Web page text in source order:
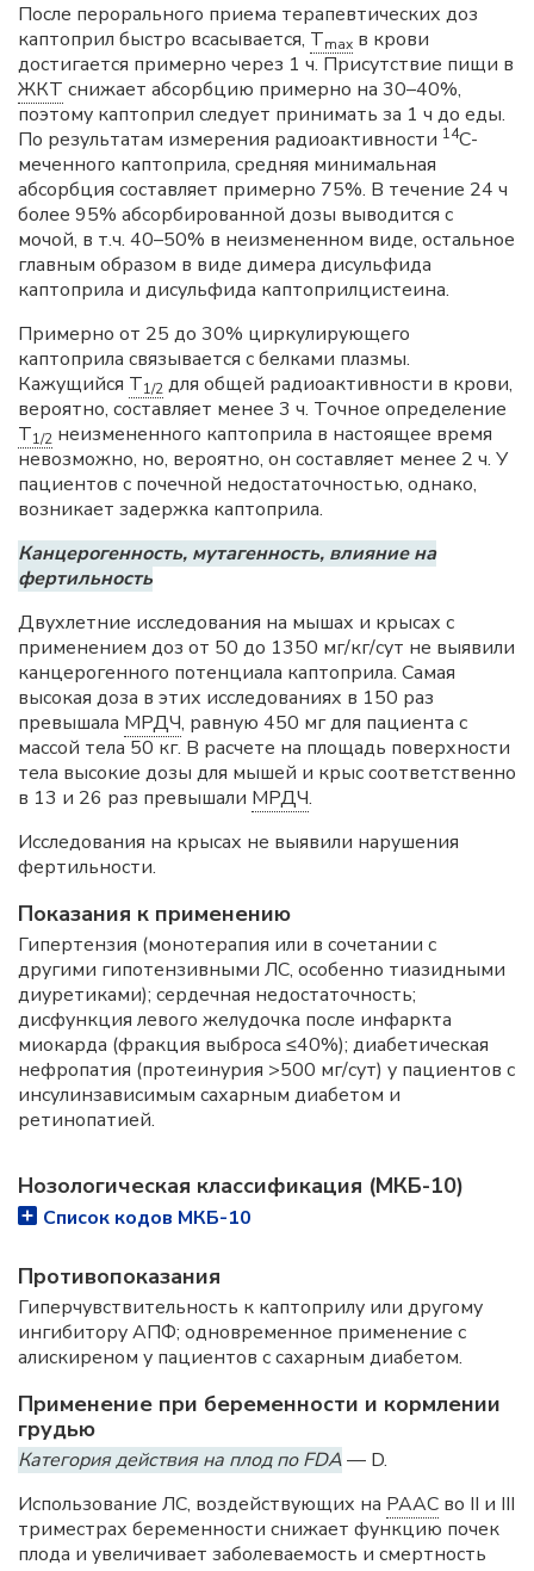
После перорального приема терапевтических доз
каптоприл быстро всасывается, Tmax в крови
достигается примерно через 1 ч. Присутствие пищи в
ЖКТ снижает абсорбцию примерно на 30–40%,
поэтому каптоприл следует принимать за 1 ч до еды.
По результатам измерения радиоактивности 14C-
меченного каптоприла, средняя минимальная
абсорбция составляет примерно 75%. В течение 24 ч
более 95% абсорбированной дозы выводится с
мочой, в т.ч. 40–50% в неизмененном виде, остальное
главным образом в виде димера дисульфида
каптоприла и дисульфида каптоприлцистеина.
Примерно от 25 до 30% циркулирующего
каптоприла связывается с белками плазмы.
Кажущийся T1/2 для общей радиоактивности в крови,
вероятно, составляет менее 3 ч. Точное определение
T1/2 неизмененного каптоприла в настоящее время
невозможно, но, вероятно, он составляет менее 2 ч. У
пациентов с почечной недостаточностью, однако,
возникает задержка каптоприла.
Канцерогенность, мутагенность, влияние на
фертильность
Двухлетние исследования на мышах и крысах с
применением доз от 50 до 1350 мг/кг/сут не выявили
канцерогенного потенциала каптоприла. Самая
высокая доза в этих исследованиях в 150 раз
превышала МРДЧ, равную 450 мг для пациента с
массой тела 50 кг. В расчете на площадь поверхности
тела высокие дозы для мышей и крыс соответственно
в 13 и 26 раз превышали МРДЧ.
Исследования на крысах не выявили нарушения
фертильности.
Показания к применению
Гипертензия (монотерапия или в сочетании с
другими гипотензивными ЛС, особенно тиазидными
диуретиками); сердечная недостаточность;
дисфункция левого желудочка после инфаркта
миокарда (фракция выброса ≤40%); диабетическая
нефропатия (протеинурия >500 мг/сут) у пациентов с
инсулинзависимым сахарным диабетом и
ретинопатией.
Нозологическая классификация (МКБ-10)
Список кодов МКБ-10
Противопоказания
Гиперчувствительность к каптоприлу или другому
ингибитору АПФ; одновременное применение с
алискиреном у пациентов с сахарным диабетом.
Применение при беременности и кормлении
грудью
Категория действия на плод по FDA— D.
Использование ЛС, воздействующих на РААС во II и III
триместрах беременности снижает функцию почек
плода и увеличивает заболеваемость и смертность